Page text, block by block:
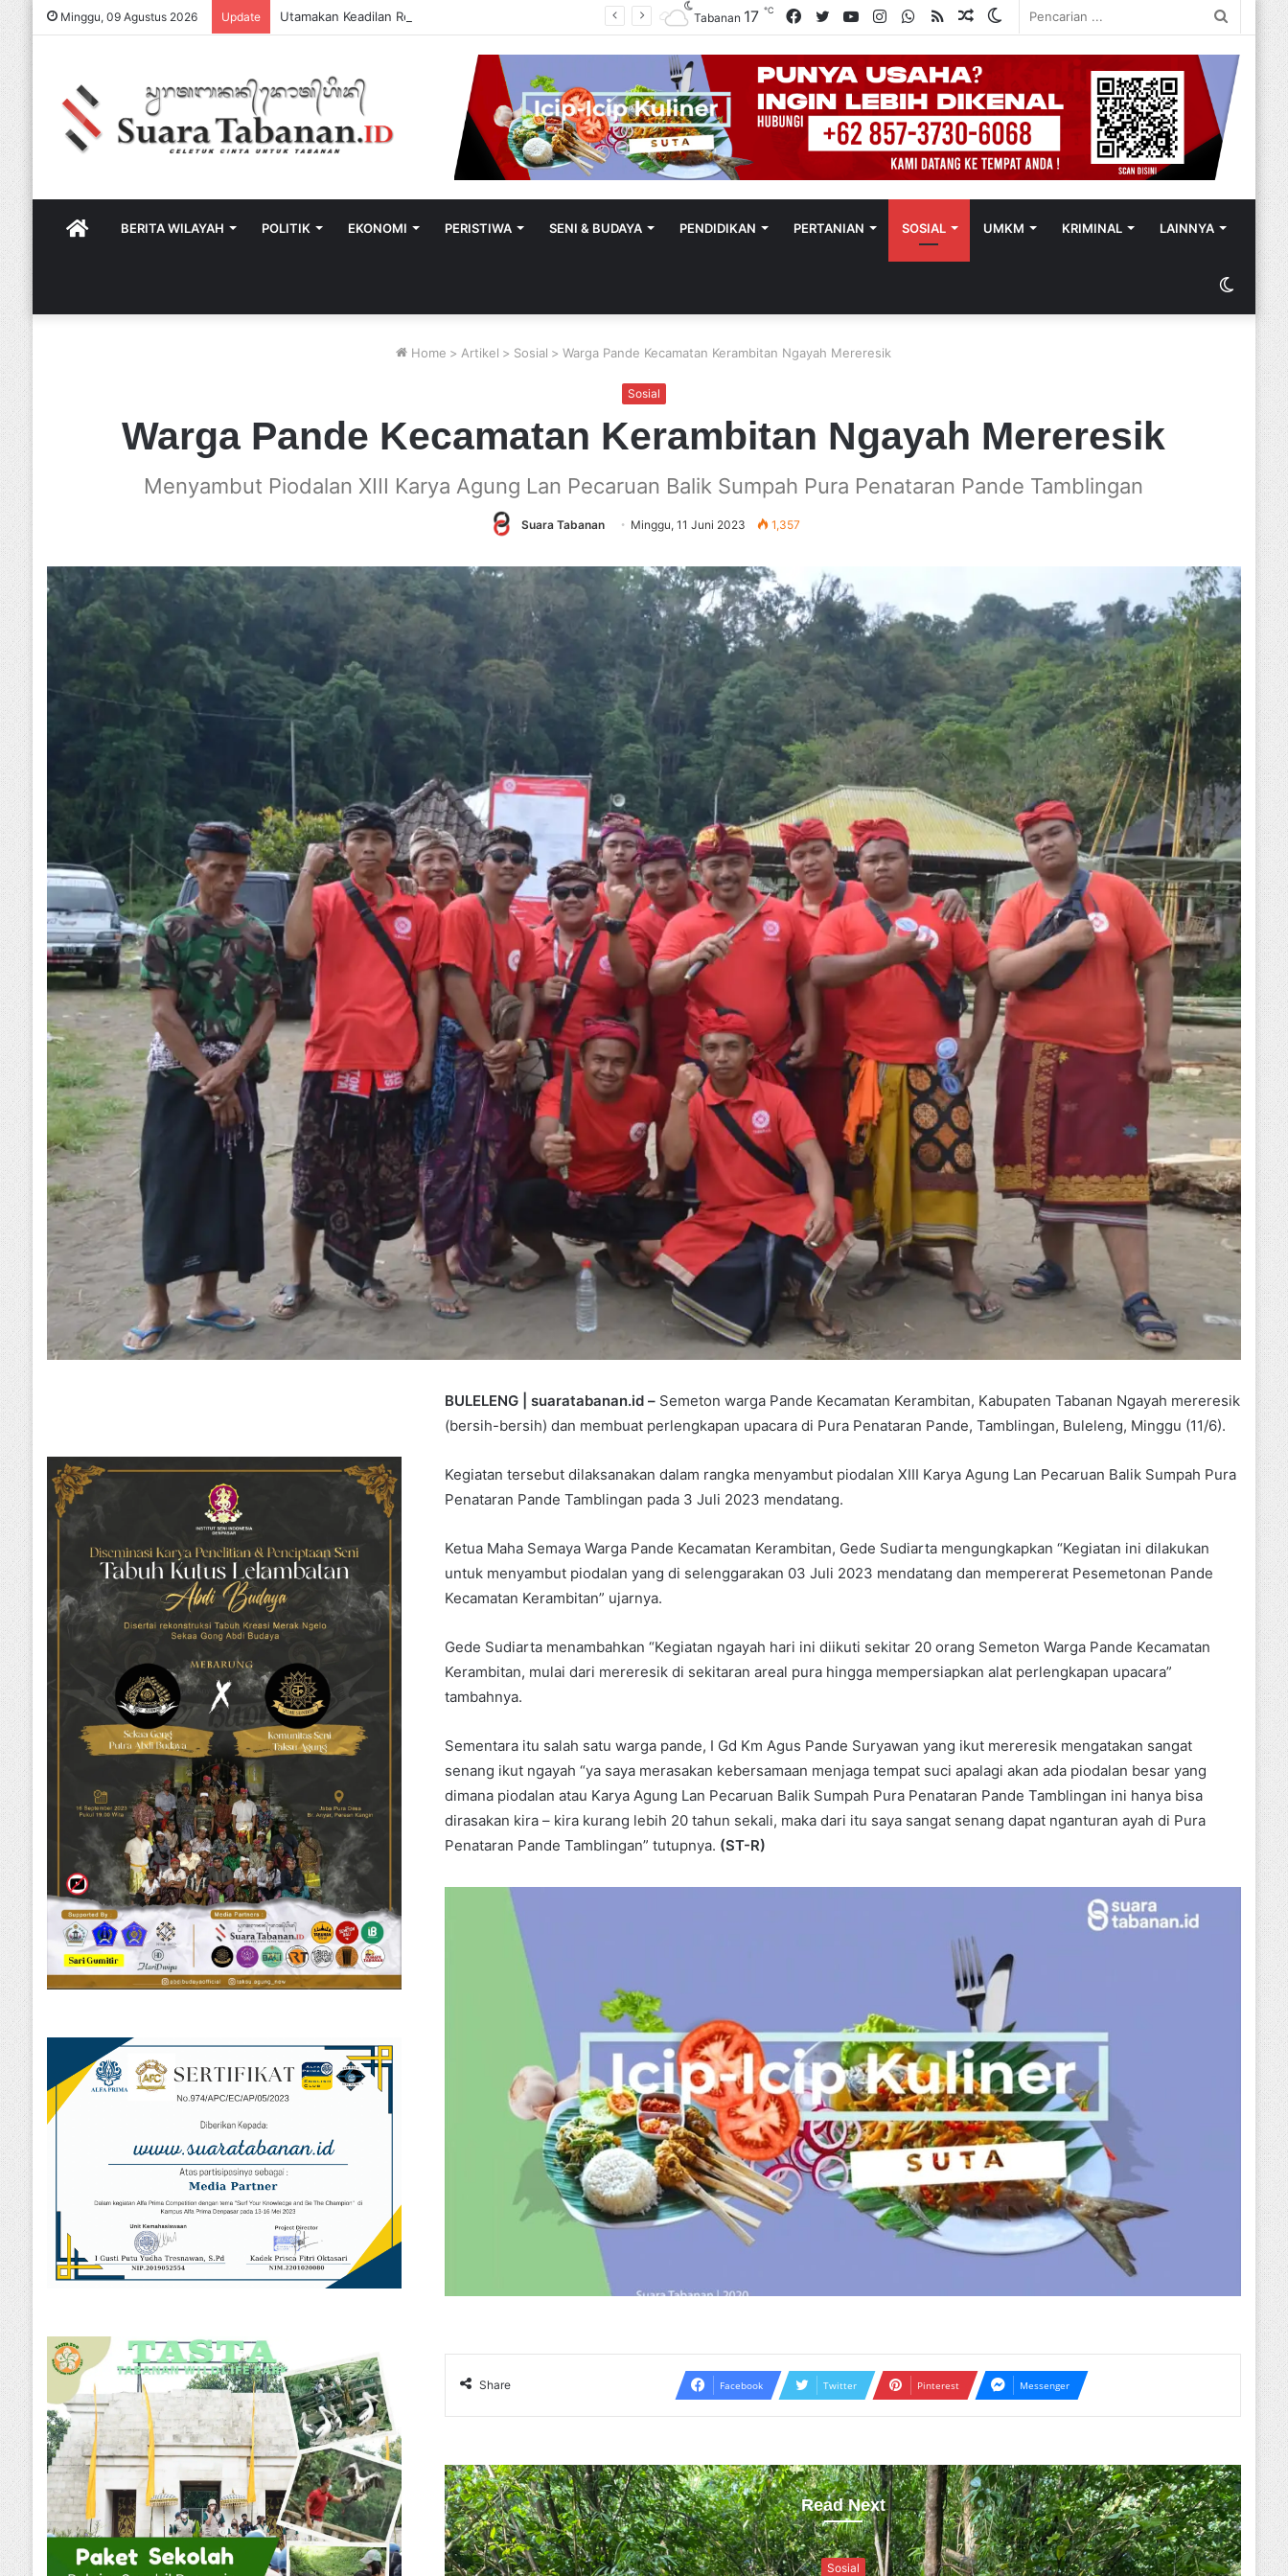
Minggu, 09 Agustus 2026 Update
Switch
Random
RSS
WhatsApp
Instagram
YouTube
Twitter
Facebook
Tabanan 17℃
HOMEBERITA WILAYAH POLITIK EKONOMI PERISTIWA SENI & BUDAYA PENDIDIKAN PERTANIAN SOSIAL UMKM KRIMINAL LAINNYA
Switch
skin
Home > Artikel > Sosial > Warga Pande Kecamatan Kerambitan Ngayah Mereresik
Sosial
Warga Pande Kecamatan Kerambitan Ngayah Mereresik
Menyambut Piodalan XIII Karya Agung Lan Pecaruan Balik Sumpah Pura Penataran Pande Tamblingan
Suara Tabanan Minggu, 11 Juni 2023 1,357
BULELENG | suaratabanan.id – Semeton warga Pande Kecamatan Kerambitan, Kabupaten Tabanan Ngayah mereresik
(bersih-bersih) dan membuat perlengkapan upacara di Pura Penataran Pande, Tamblingan, Buleleng, Minggu (11/6).
Kegiatan tersebut dilaksanakan dalam rangka menyambut piodalan XIII Karya Agung Lan Pecaruan Balik Sumpah Pura
Penataran Pande Tamblingan pada 3 Juli 2023 mendatang.
Ketua Maha Semaya Warga Pande Kecamatan Kerambitan, Gede Sudiarta mengungkapkan “Kegiatan ini dilakukan
untuk menyambut piodalan yang di selenggarakan 03 Juli 2023 mendatang dan mempererat Pesemetonan Pande
Kecamatan Kerambitan” ujarnya.
Gede Sudiarta menambahkan “Kegiatan ngayah hari ini diikuti sekitar 20 orang Semeton Warga Pande Kecamatan
Kerambitan, mulai dari mereresik di sekitaran areal pura hingga mempersiapkan alat perlengkapan upacara”
tambahnya.
Sementara itu salah satu warga pande, I Gd Km Agus Pande Suryawan yang ikut mereresik mengatakan sangat
senang ikut ngayah “ya saya merasakan kebersamaan menjaga tempat suci apalagi akan ada piodalan besar yang
dimana piodalan atau Karya Agung Lan Pecaruan Balik Sumpah Pura Penataran Pande Tamblingan ini hanya bisa
dirasakan kira – kira kurang lebih 20 tahun sekali, maka dari itu saya sangat senang dapat nganturan ayah di Pura
Penataran Pande Tamblingan” tutupnya. (ST-R)
Share Facebook Twitter Pinterest Messenger
Read Next
Sosial